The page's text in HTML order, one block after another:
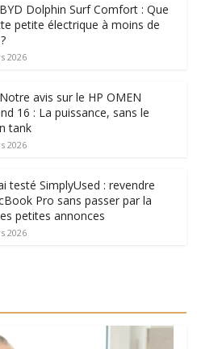
Dolphin Surf Comfort : Que
petite électrique à moins de
2026
avis sur le HP OMEN
16 : La puissance, sans le
tank
2026
testé SimplyUsed : revendre
Pro sans passer par la
petites annonces
2026